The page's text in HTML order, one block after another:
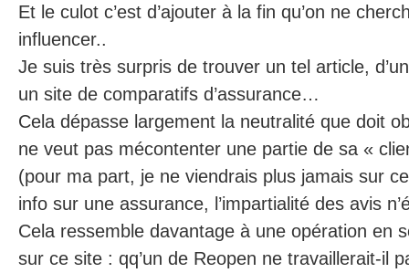
Et le culot c’est d’ajouter à la fin qu’on ne
influencer..
Je suis très surpris de trouver un tel article,
un site de comparatifs d’assurance…
Cela dépasse largement la neutralité que doit
ne veut pas mécontenter une partie de sa «
(pour ma part, je ne viendrais plus jamais sur
info sur une assurance, l’impartialité des avis
Cela ressemble davantage à une opération en
sur ce site : qq’un de Reopen ne travaillerait-il